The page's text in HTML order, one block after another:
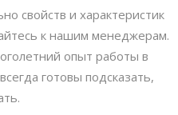
свойств и характеристик
к нашим менеджерам.
опыт работы в
готовы подсказать,